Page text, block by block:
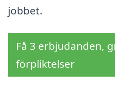
jobbet.
Få 3 erbjudanden,
förpliktelser